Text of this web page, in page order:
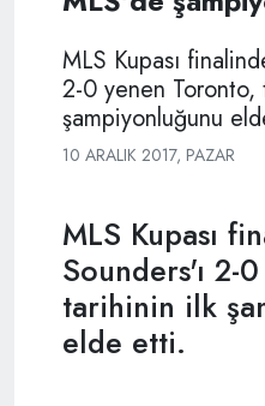
MLS Kupası
2-0 yenen Toronto,
şampiyonluğunu
10 ARALIK 2017, PAZAR
MLS Kupası
Sounders'ı 2-
tarihinin ilk
elde etti.